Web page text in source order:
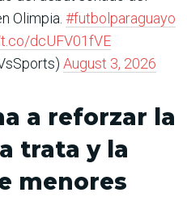
Olimpia. #futbolparaguayo
dcUFV01fVE
August 3, 2026
a reforzar la
trata y la
menores